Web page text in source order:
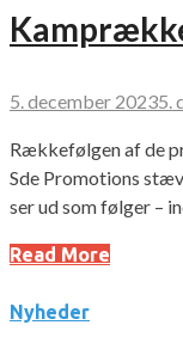
5. december 20235.
Rækkefølgen af de
Sde Promotions
ser ud som følger –
Read More
Nyheder